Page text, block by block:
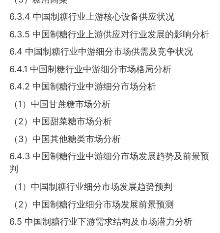
6.3.4 中国制糖行业上游核心设备供应状况
6.3.5 中国制糖行业上游供应对行业发展的影响分析
6.4 中国制糖行业中游细分市场供需及竞争状况
6.4.1 中国制糖行业中游细分市场格局分析
6.4.2 中国制糖行业中游细分市场分析
（1）中国甘蔗糖市场分析
（2）中国甜菜糖市场分析
（3）中国其他糖类市场分析
6.4.3 中国制糖行业中游细分市场发展趋势及前景预
判
（1）中国制糖行业细分市场发展趋势预判
（2）中国制糖行业细分市场发展前景预测
6.5 中国制糖行业下游需求结构及市场潜力分析